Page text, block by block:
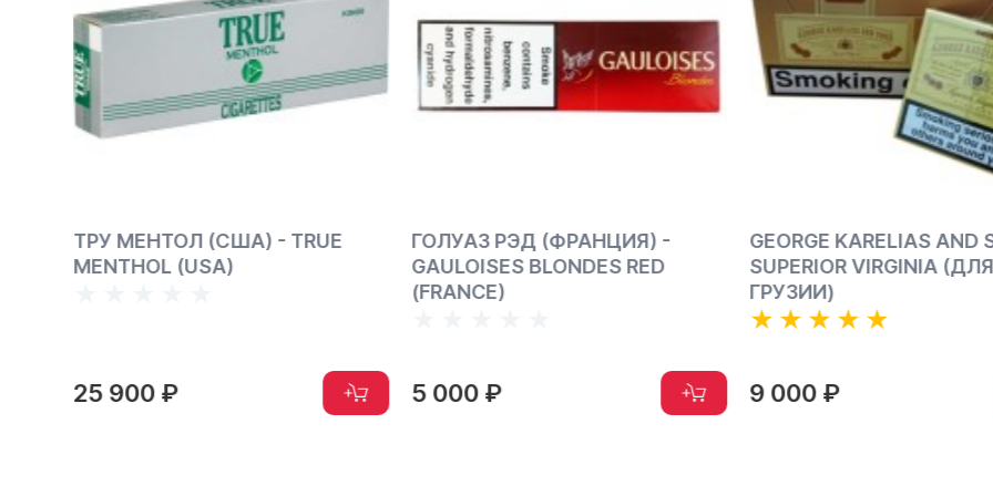
ГОЛУАЗ РЭД (ФРАНЦИЯ) -
GAULOISES BLONDES RED
5 000 ₽
GEORGE KARELIAS AND SONS
SUPERIOR VIRGINIA (ДЛЯ
ГРУЗИИ)
9 000 ₽
КАРЕЛИЯ СЛИМС 6
KARELIA SLIMS 6
6 000 ₽